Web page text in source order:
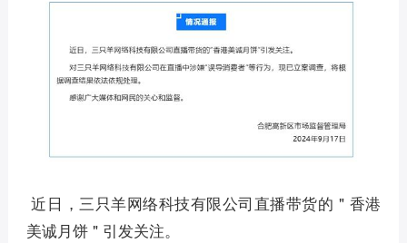
近日，三只羊网络科技有限公司直播带货的 " 香港
美诚月饼 " 引发关注。